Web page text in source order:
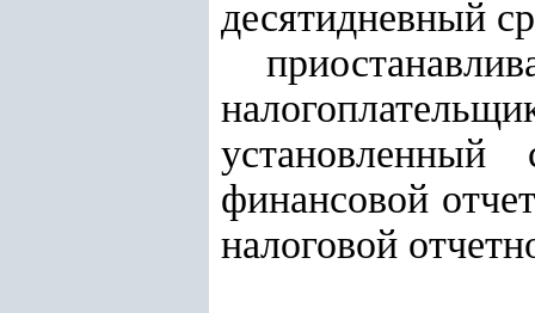
десятидневный
финансовой
налоговой